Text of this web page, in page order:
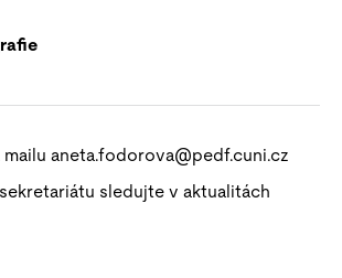
aneta.fodorova@pedf.cuni.cz
sledujte v aktualitách